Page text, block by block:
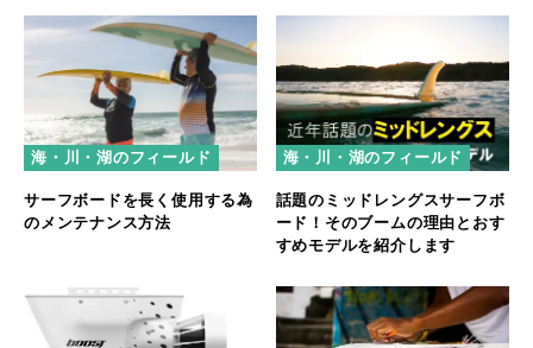
海・川・湖のフィールド
サーフボードを長く使用する為
のメンテナンス方法
海・川・湖のフィールド
話題のミッドレングスサーフボ
ード！そのブームの理由とおす
すめモデルを紹介します